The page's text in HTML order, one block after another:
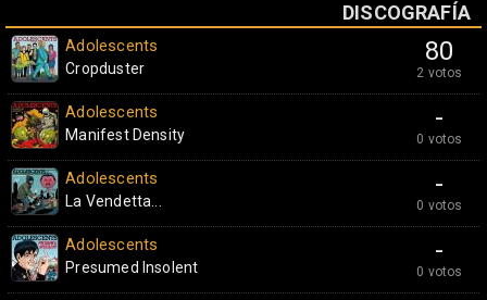
DISCOGRAFÍA
80
2 votos
Adolescents
Cropduster
-
0 votos
Adolescents
Manifest Density
-
0 votos
Adolescents
La Vendetta...
-
0 votos
Adolescents
Presumed Insolent